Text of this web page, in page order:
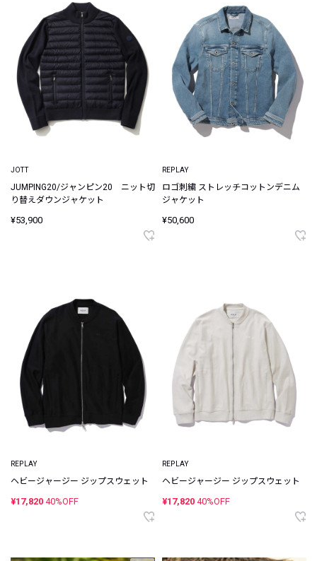
JOTT
JUMPING20/ジャンピン20 ニット切
り替えダウンジャケット
¥53,900
REPLAY
ロゴ刺繍 ストレッチコットンデニム
ジャケット
¥50,600
REPLAY
ヘビージャージー ジップスウェット
¥17,820 40%OFF
REPLAY
ヘビージャージー ジップスウェット
¥17,820 40%OFF